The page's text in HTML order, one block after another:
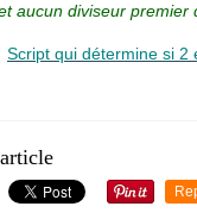
aucun diviseur
Script qui détermine si 2